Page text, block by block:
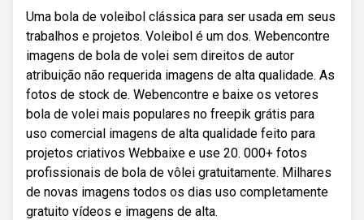
Uma bola de voleibol clássica para ser usada em seus
trabalhos e projetos. Voleibol é um dos. Webencontre
imagens de bola de volei sem direitos de autor
atribuição não requerida imagens de alta qualidade. As
fotos de stock de. Webencontre e baixe os vetores
bola de volei mais populares no freepik grátis para
uso comercial imagens de alta qualidade feito para
projetos criativos Webbaixe e use 20. 000+ fotos
profissionais de bola de vôlei gratuitamente. Milhares
de novas imagens todos os dias uso completamente
gratuito vídeos e imagens de alta.